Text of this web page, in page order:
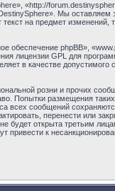
«http://
Мы оставляем
на предмет изменений,
phpBB»,
лицензии GPL для
в качестве
розни и прочих
Попытки размещения
всех сообщений
перенести или
будет открыта третьим
привести к